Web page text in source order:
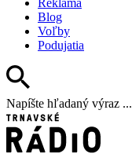
Blog
Voľby
Podujatia
Napíšte hľadaný výraz ...